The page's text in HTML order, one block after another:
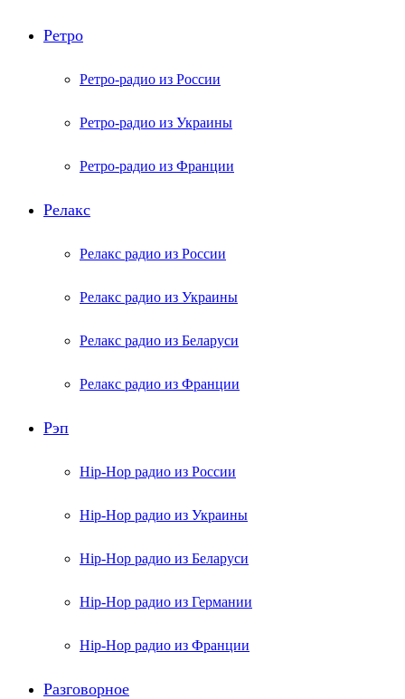
Ретро
Ретро-радио из России
Ретро-радио из Украины
Ретро-радио из Франции
Релакс
Релакс радио из России
Релакс радио из Украины
Релакс радио из Беларуси
Релакс радио из Франции
Рэп
Hip-Hop радио из России
Hip-Hop радио из Украины
Hip-Hop радио из Беларуси
Hip-Hop радио из Германии
Hip-Hop радио из Франции
Разговорное